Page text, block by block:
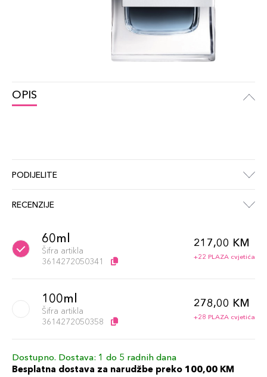
OPIS
PODIJELITE
RECENZIJE
60ml
Šifra artikla
3614272050341
217,00 KM
+22 PLAZA cvjetića
100ml
Šifra artikla
3614272050358
278,00 KM
+28 PLAZA cvjetića
Dostupno. Dostava: 1 do 5 radnih dana
Besplatna dostava za narudžbe preko 100,00 KM